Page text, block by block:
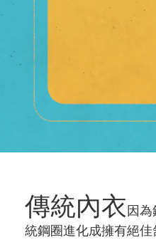
傳統內衣因
統鋼圈進化成擁有絕